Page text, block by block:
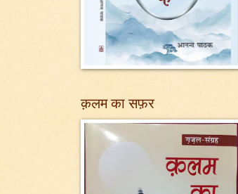
क़लम का सफ़र